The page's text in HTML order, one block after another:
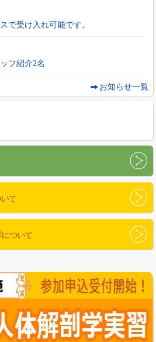
受け入れ可能です。
フ紹介2名
お知らせ一覧